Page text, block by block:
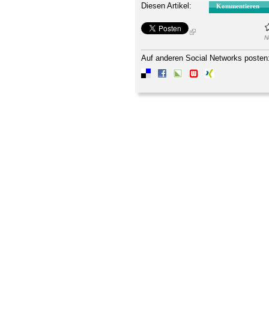
Diesen Artikel: Kommentieren
Auf anderen Social Networks